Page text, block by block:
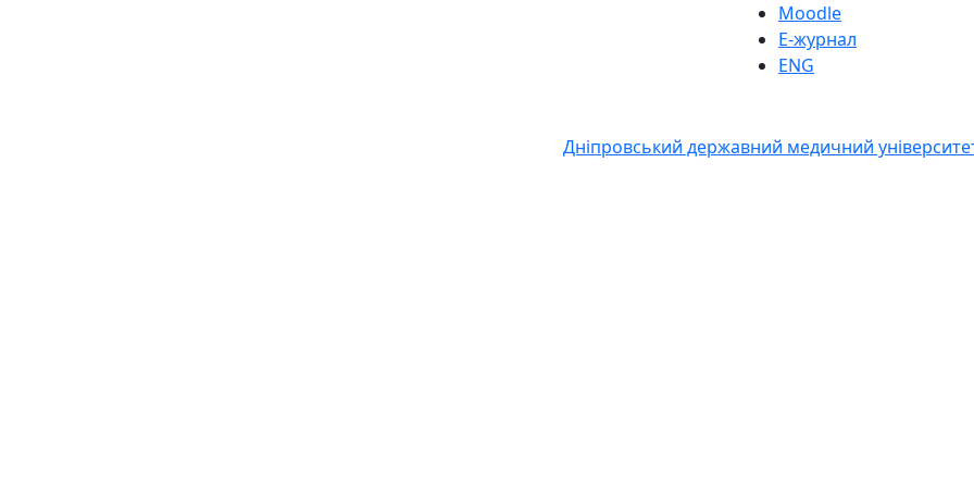
Moodle
Е-журнал
ENG
Дніпровський державний медичний